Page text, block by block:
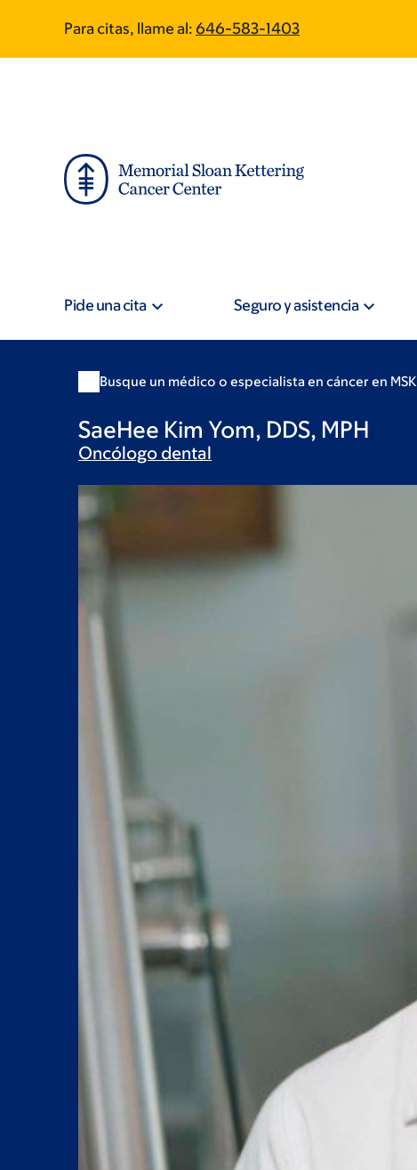
main
footer
Para citas, llame al: 646-583-1403
Pide una cita Seguro y asistencia
Busque un médico o especialista en cáncer en MSK
SaeHee Kim Yom, DDS, MPH
Oncólogo dental